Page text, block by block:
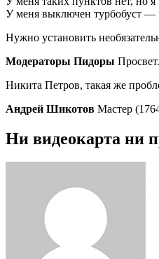
У меня выключен турбобуст —
Нужно установить
Модераторы Пидоры
Никита Петров, такая же
Андрей Шикотов Мастер
Ни видеокарта ни